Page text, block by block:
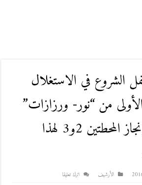
الشروع في الاستغلال
من “نور- ورزازات”
ويطلق أشغال إنجاز المحطتين 2و3 لهذا
اﻷرشيف اترك تعليقا